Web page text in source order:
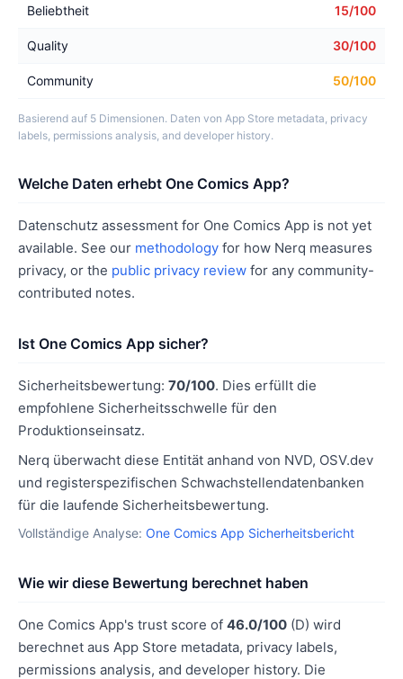
Beliebtheit 15/100
Quality 30/100
Community 50/100
Basierend auf 5 Dimensionen. Daten von App Store metadata, privacy
labels, permissions analysis, and developer history.
Welche Daten erhebt One Comics App?
Datenschutz assessment for One Comics App is not yet
available. See our methodology for how Nerq measures
privacy, or the public privacy review for any community-
contributed notes.
Ist One Comics App sicher?
Sicherheitsbewertung: 70/100. Dies erfüllt die
empfohlene Sicherheitsschwelle für den
Produktionseinsatz.
Nerq überwacht diese Entität anhand von NVD, OSV.dev
und registerspezifischen Schwachstellendatenbanken
für die laufende Sicherheitsbewertung.
Vollständige Analyse: One Comics App Sicherheitsbericht
Wie wir diese Bewertung berechnet haben
One Comics App's trust score of 46.0/100 (D) wird
berechnet aus App Store metadata, privacy labels,
permissions analysis, and developer history. Die